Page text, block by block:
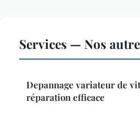
Services — Nos
Depannage variateur de
réparation efficace